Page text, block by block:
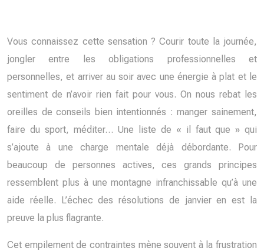
Vous connaissez cette sensation ? Courir toute la journée,
jongler entre les obligations professionnelles et
personnelles, et arriver au soir avec une énergie à plat et le
sentiment de n’avoir rien fait pour vous. On nous rebat les
oreilles de conseils bien intentionnés : manger sainement,
faire du sport, méditer… Une liste de « il faut que » qui
s’ajoute à une charge mentale déjà débordante. Pour
beaucoup de personnes actives, ces grands principes
ressemblent plus à une montagne infranchissable qu’à une
aide réelle. L’échec des résolutions de janvier en est la
preuve la plus flagrante.
Cet empilement de contraintes mène souvent à la frustration